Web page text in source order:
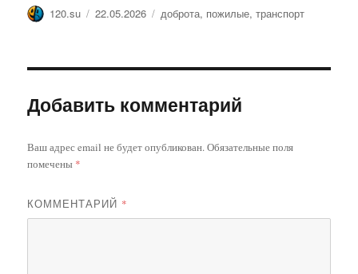
Автор
120.su Опубликовано
22.05.2026 Метки
доброта, пожилые,транспорт
Добавить комментарий
Ваш адрес email не будет опубликован.Обязательные поля
помечены *
КОММЕНТАРИЙ *